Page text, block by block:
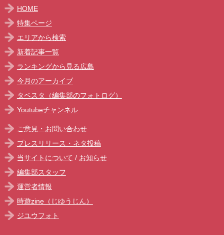
HOME
特集ページ
エリアから検索
新着記事一覧
ランキングから見る広島
今月のアーカイブ
タベスタ（編集部のフォトログ）
Youtubeチャンネル
ご意見・お問い合わせ
プレスリリース・ネタ投稿
当サイトについて / お知らせ
編集部スタッフ
運営者情報
時遊zine（じゆうじん）
ジユウフォト